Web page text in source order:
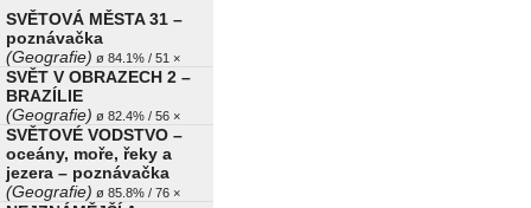
SVĚTOVÁ MĚSTA 31 –
poznávačka
(Geografie) ø 84.1% / 51 ×
SVĚT V OBRAZECH 2 –
BRAZÍLIE
(Geografie) ø 82.4% / 56 ×
SVĚTOVÉ VODSTVO –
oceány, moře, řeky a
jezera – poznávačka
(Geografie) ø 85.8% / 76 ×